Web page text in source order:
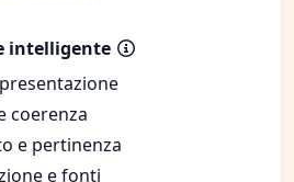
intelligente
coerenza
e pertinenza
e fonti